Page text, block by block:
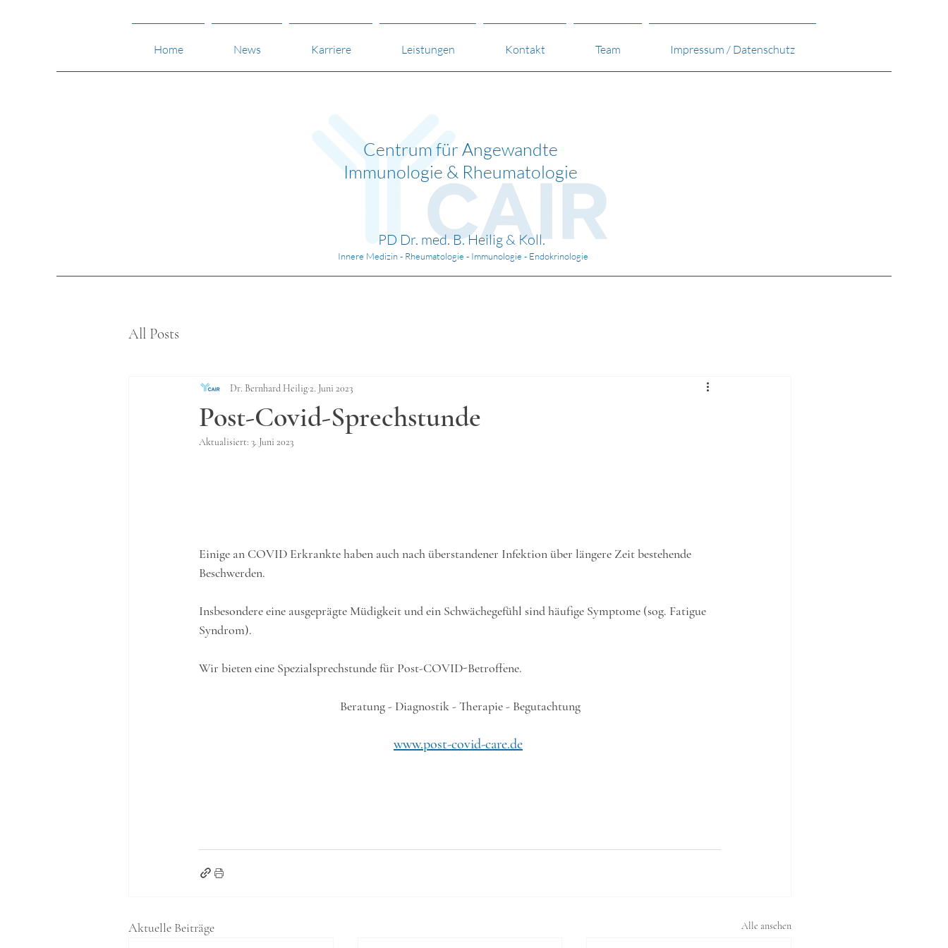
Home News Karriere Leistungen Kontakt Team Impressum / Datenschutz
Centrum für Angewandte
Immunologie & Rheumatologie
PD Dr. med. B. Heilig & Koll.
Innere Medizin - Rheumatologie - Immunologie - Endokrinologie
All Posts
Post-Covid-Sprechstunde
Dr. Bernhard Heilig2. Juni 2023
Aktualisiert: 3. Juni 2023
Einige an COVID Erkrankte haben auch nach überstandener Infektion über längere Zeit bestehende
Beschwerden.
Insbesondere eine ausgeprägte Müdigkeit und ein Schwächegefühl sind häufige Symptome (sog. Fatigue
Syndrom).
Wir bieten eine Spezialsprechstunde für Post-COVID-Betroffene.
Beratung - Diagnostik - Therapie - Begutachtung
www.post-covid-care.de
Aktuelle Beiträge Alle ansehen